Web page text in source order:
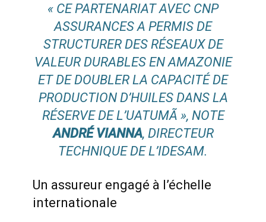
« CE PARTENARIAT AVEC CNP
ASSURANCES A PERMIS DE
STRUCTURER DES RÉSEAUX DE
VALEUR DURABLES EN AMAZONIE
ET DE DOUBLER LA CAPACITÉ DE
PRODUCTION D’HUILES DANS LA
RÉSERVE DE L’UATUMÃ », NOTE
ANDRÉ VIANNA, DIRECTEUR
TECHNIQUE DE L’IDESAM.
Un assureur engagé à l’échelle
internationale